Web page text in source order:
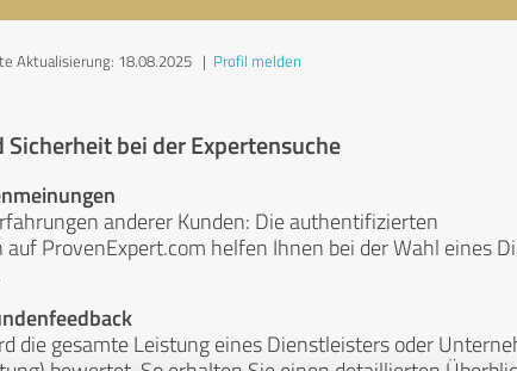
Aktualisierung: 18.08.2025 | Profil melden
bei der Expertensuche
anderer Kunden: Die authentifizierten
ProvenExpert.com helfen Ihnen bei der Wahl eines
die gesamte Leistung eines Dienstleisters oder